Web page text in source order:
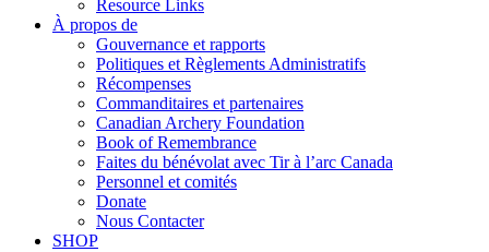
Resource Links
À propos de
Gouvernance et rapports
Politiques et Règlements Administratifs
Récompenses
Commanditaires et partenaires
Canadian Archery Foundation
Book of Remembrance
Faites du bénévolat avec Tir à l’arc Canada
Personnel et comités
Donate
Nous Contacter
SHOP